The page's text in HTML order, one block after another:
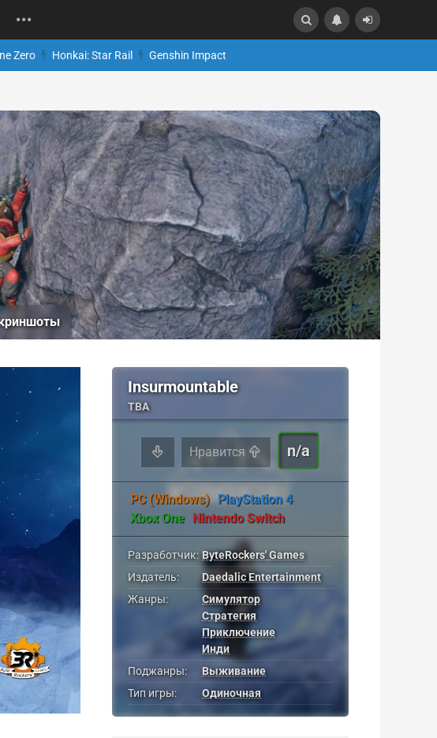
Zero Honkai: Star Rail Genshin Impact
Insurmountable
TBA
Нравится n/a
PC (Windows) PlayStation 4
Xbox One Nintendo Switch
Разработчик: ByteRockers' Games
Издатель:
Daedalic Entertainment
Жанры:
Симулятор
Стратегия
Приключение
Инди
Поджанры:
Выживание
Тип игры:
Одиночная